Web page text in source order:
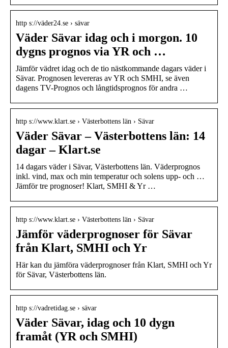
http s://väder24.se › sävar
Väder Sävar idag och i morgon. 10
dygns prognos via YR och …
Jämför vädret idag och de tio nästkommande dagars väder i
Sävar. Prognosen levereras av YR och SMHI, se även
dagens TV-Prognos och långtidsprognos för andra …
http s://www.klart.se › Västerbottens län › Sävar
Väder Sävar – Västerbottens län: 14
dagar – Klart.se
14 dagars väder i Sävar, Västerbottens län. Väderprognos
inkl. vind, max och min temperatur och solens upp- och …
Jämför tre prognoser! Klart, SMHI & Yr …
http s://www.klart.se › Västerbottens län › Sävar
Jämför väderprognoser för Sävar
från Klart, SMHI och Yr
Här kan du jämföra väderprognoser från Klart, SMHI och Yr
för Sävar, Västerbottens län.
http s://vadretidag.se › sävar
Väder Sävar, idag och 10 dygn
framåt (YR och SMHI)